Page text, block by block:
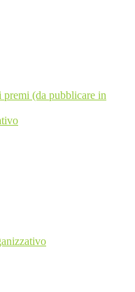
(da pubblicare in